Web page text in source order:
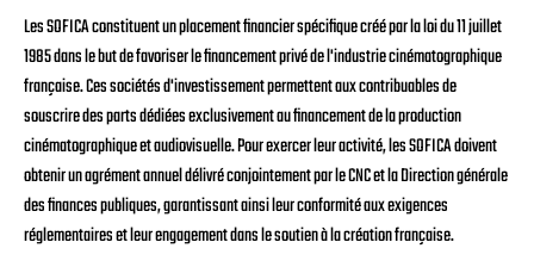
Les SOFICA constituent un placement financier spécifique créé par la loi du 11 juillet
1985 dans le but de favoriser le financement privé de l'industrie cinématographique
française. Ces sociétés d'investissement permettent aux contribuables de
souscrire des parts dédiées exclusivement au financement de la production
cinématographique et audiovisuelle. Pour exercer leur activité, les SOFICA doivent
obtenir un agrément annuel délivré conjointement par le CNC et la Direction générale
des finances publiques, garantissant ainsi leur conformité aux exigences
réglementaires et leur engagement dans le soutien à la création française.